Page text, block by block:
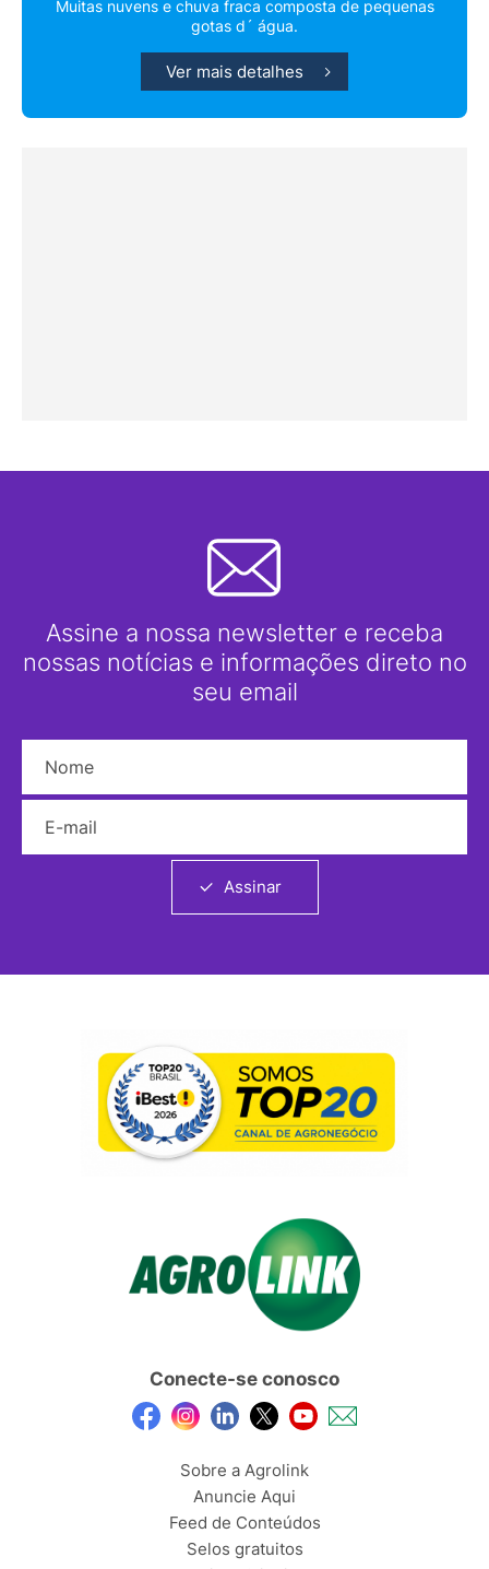
Muitas nuvens e chuva fraca composta de pequenas
gotas d´ água.
Ver mais detalhes
Assine a nossa newsletter e receba
nossas notícias e informações direto no
seu email
Assinar
Conecte-se conosco
Sobre a Agrolink
Anuncie Aqui
Feed de Conteúdos
Selos gratuitos